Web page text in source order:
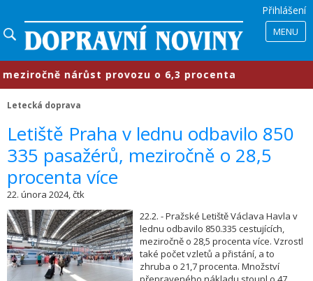
Přihlášení
MENU
nárůst provozu o 6,3 procenta
Letecká doprava
Letiště Praha v lednu odbavilo 850
335 pasažérů, meziročně o 28,5
procenta více
22. února 2024, čtk
22.2. - Pražské Letiště Václava Havla v
lednu odbavilo 850.335 cestujících,
meziročně o 28,5 procenta více. Vzrostl
také počet vzletů a přistání, a to
zhruba o 21,7 procenta. Množství